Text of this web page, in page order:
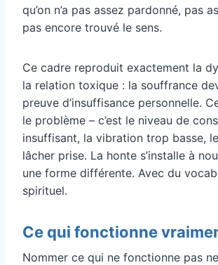
qu’on n’a pas assez pardonné, pas
pas encore trouvé le sens.
Ce cadre reproduit exactement la
la relation toxique : la souffrance
preuve d’insuffisance personnelle.
le problème – c’est le niveau de
insuffisant, la vibration trop basse,
lâcher prise. La honte s’installe à
une forme différente. Avec du
spirituel.
Ce qui fonctionne
Nommer ce qui ne fonctionne pas